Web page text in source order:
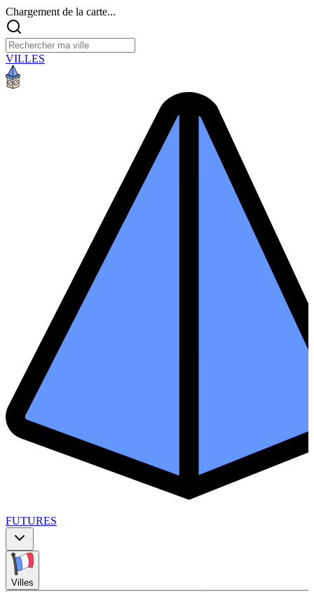
Chargement de la carte...
VILLES
FUTURES
Villes